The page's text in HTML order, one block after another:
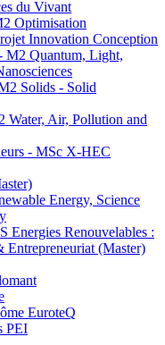
du Vivant
Optimisation
Innovation Conception
Quantum, Light,
Solids - Solid
Water, Air, Pollution and
- MSc X-HEC
Energy, Science
Energies Renouvelables :
Entrepreneuriat (Master)
EuroteQ
PEI